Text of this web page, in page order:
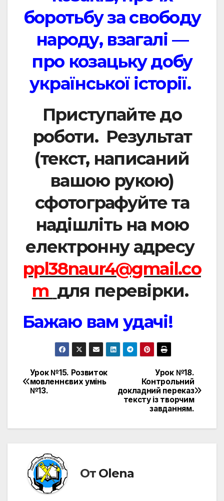
боротьбу за свободу
народу, взагалі —
про козацьку добу
української історії.
Приступайте до
роботи. Результат
(текст, написаний
вашою рукою)
сфотографуйте та
надішліть на мою
електронну адресу
ppl38naur4@gmail.co
m для перевірки.
Бажаю вам удачі!
Навигация
по
Урок №18.
Контрольний
докладний переказ
тексту із творчим
завданням.
Урок №15. Розвиток
мовленнєвих умінь
№13.
От Olena